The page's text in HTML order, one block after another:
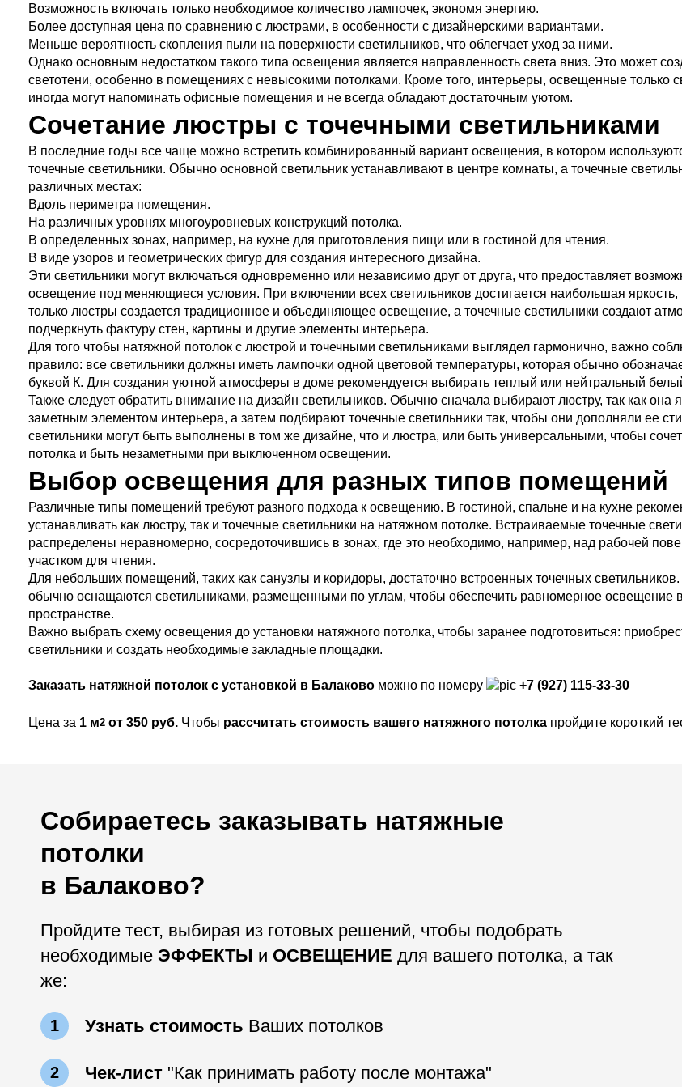
Возможность включать только необходимое количество лампочек, экономя энергию.
Более доступная цена по сравнению с люстрами, в особенности с дизайнерскими вариантами.
Меньше вероятность скопления пыли на поверхности светильников, что облегчает уход за ними.
Однако основным недостатком такого типа освещения является направленность света вниз. Это может
светотени, особенно в помещениях с невысокими потолками. Кроме того, интерьеры, освещенные только
иногда могут напоминать офисные помещения и не всегда обладают достаточным уютом.
Сочетание люстры с точечными светильниками
В последние годы все чаще можно встретить комбинированный вариант освещения, в котором
точечные светильники. Обычно основной светильник устанавливают в центре комнаты, а точечные
различных местах:
Вдоль периметра помещения.
На различных уровнях многоуровневых конструкций потолка.
В определенных зонах, например, на кухне для приготовления пищи или в гостиной для чтения.
В виде узоров и геометрических фигур для создания интересного дизайна.
Эти светильники могут включаться одновременно или независимо друг от друга, что предоставляет
освещение под меняющиеся условия. При включении всех светильников достигается наибольшая яркость,
только люстры создается традиционное и объединяющее освещение, а точечные светильники создают
подчеркнуть фактуру стен, картины и другие элементы интерьера.
Для того чтобы натяжной потолок с люстрой и точечными светильниками выглядел гармонично, важно
правило: все светильники должны иметь лампочки одной цветовой температуры, которая обычно
буквой К. Для создания уютной атмосферы в доме рекомендуется выбирать теплый или нейтральный
Также следует обратить внимание на дизайн светильников. Обычно сначала выбирают люстру, так как она
заметным элементом интерьера, а затем подбирают точечные светильники так, чтобы они дополняли ее
светильники могут быть выполнены в том же дизайне, что и люстра, или быть универсальными, чтобы
потолка и быть незаметными при выключенном освещении.
Выбор освещения для разных типов помещений
Различные типы помещений требуют разного подхода к освещению. В гостиной, спальне и на кухне
устанавливать как люстру, так и точечные светильники на натяжном потолке. Встраиваемые точечные
распределены неравномерно, сосредоточившись в зонах, где это необходимо, например, над рабочей
участком для чтения.
Для небольших помещений, таких как санузлы и коридоры, достаточно встроенных точечных
обычно оснащаются светильниками, размещенными по углам, чтобы обеспечить равномерное освещение
пространстве.
Важно выбрать схему освещения до установки натяжного потолка, чтобы заранее подготовиться:
светильники и создать необходимые закладные площадки.
Заказать натяжной потолок с установкой в Балаковоможно по номеру +7 (927) 115-33-30
Цена за 1 м2от 350 руб.Чтобы рассчитать стоимость вашего натяжного потолкапройдите короткий
Собираетесь заказывать натяжные
потолки
в Балаково?
Пройдите тест, выбирая из готовых решений, чтобы подобрать
необходимые ЭФФЕКТЫ и ОСВЕЩЕНИЕ для вашего потолка, а так
же:
1 Узнать стоимость Ваших потолков
2 Чек-лист"Как принимать работу после монтажа"